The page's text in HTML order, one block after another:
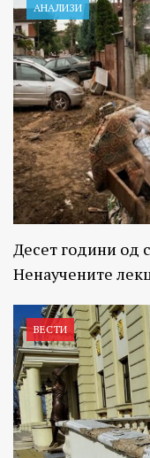
АНАЛИЗИ
Десет години од
Ненаучените
ВЕСТИ